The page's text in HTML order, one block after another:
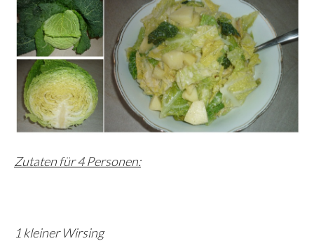
Zutaten für 4 Personen:
1 kleiner Wirsing